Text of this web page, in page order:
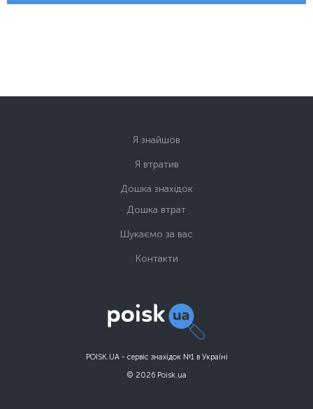
POISK.UA - сервіс знахідок №1 в Україні
© 2026 Poisk.ua
Я знайшов
Я втратив
Дошка знахідок
Дошка втрат
Шукаємо за вас
Контакти